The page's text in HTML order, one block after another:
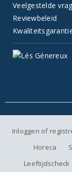
Veelgestelde
Reviewbeleid
Inloggen of
Horeca
Leeftijdscheck